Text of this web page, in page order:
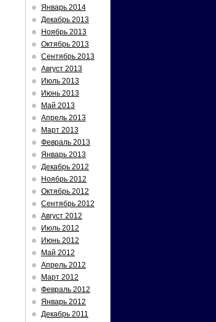
Январь 2014
Декабрь 2013
Ноябрь 2013
Октябрь 2013
Сентябрь 2013
Август 2013
Июль 2013
Июнь 2013
Май 2013
Апрель 2013
Март 2013
Февраль 2013
Январь 2013
Декабрь 2012
Ноябрь 2012
Октябрь 2012
Сентябрь 2012
Август 2012
Июль 2012
Июнь 2012
Май 2012
Апрель 2012
Март 2012
Февраль 2012
Январь 2012
Декабрь 2011